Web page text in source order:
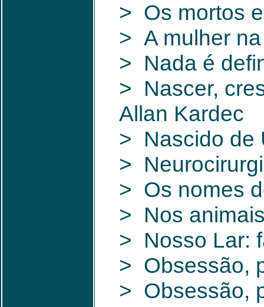
> Os mortos
> A mulher
> Nada é
> Nascer,
Allan Kardec
> Nascido de
>
> Os nomes
> Nos
> Nosso Lar:
> Obsessão,
> Obsessão,